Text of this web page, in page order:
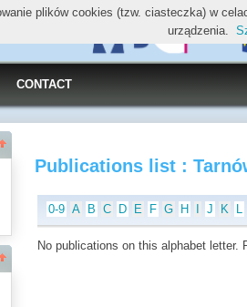
CONTACT
Publications list :
0-9 A B C D E F G H J K L
No publications on this alphabet
plików cookies (tzw. ciasteczka) w
urządzenia.